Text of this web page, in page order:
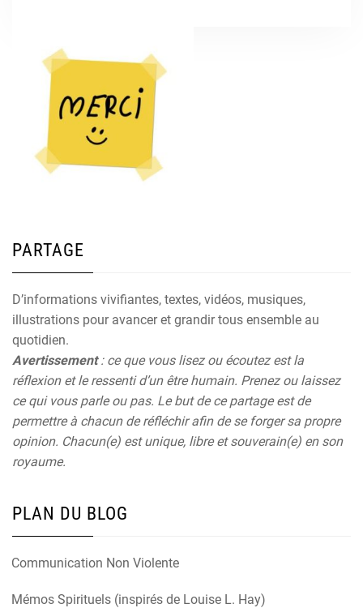
PARTAGE
D’informations vivifiantes, textes, vidéos, musiques,
illustrations pour avancer et grandir tous ensemble au
quotidien.
Avertissement: ce que vous lisez ou écoutez est la
réflexion et le ressenti d’un être humain. Prenez ou laissez
ce qui vous parle ou pas. Le but de ce partage est de
permettre à chacun de réfléchir afin de se forger sa propre
opinion. Chacun(e) est unique, libre et souverain(e) en son
royaume.
PLAN DU BLOG
Communication Non Violente
Mémos Spirituels (inspirés de Louise L. Hay)